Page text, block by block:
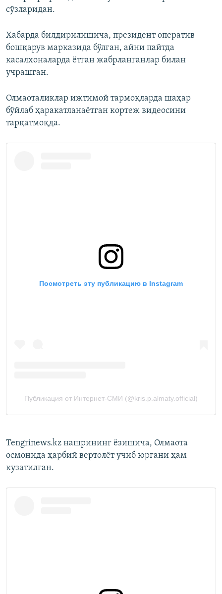
сўзларидан.
Хабарда билдирилишича, президент оператив
бошқарув марказида бўлган, айни пайтда
касалхоналарда ётган жабрланганлар билан
учрашган.
Олмаоталиклар ижтимой тармоқларда шаҳар
бўйлаб ҳаракатланаётган кортеж видеосини
тарқатмоқда.
Tengrinews.kz нашрининг ёзишича, Олмаота
осмонида ҳарбий вертолёт учиб юргани ҳам
кузатилган.